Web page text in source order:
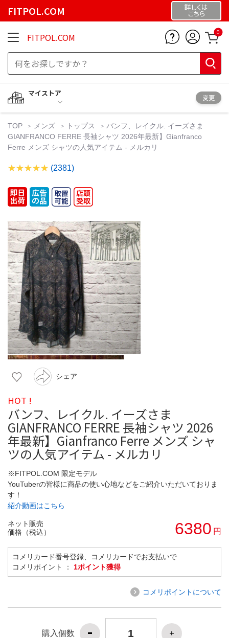
FITPOL.COM 詳しくは
こちら
FITPOL.COM 0
マイストア
変更
TOP メンズ トップス
バンフ、レイクル. イーズさま
GIANFRANCO FERRE 長袖シャツ 2026年最新】Gianfranco
Ferre メンズ シャツの人気アイテム - メルカリ
(2381)
シェア
HOT !
バンフ、レイクル. イーズさま
GIANFRANCO FERRE 長袖シャツ 2026
年最新】Gianfranco Ferre メンズ シャ
ツの人気アイテム - メルカリ
※FITPOL.COM 限定モデル
YouTuberの皆様に商品の使い心地などをご紹介いただいておりま
す！
紹介動画はこちら
ネット販売
価格（税込）
6380 円
コメリカード番号登録、コメリカードでお支払いで
コメリポイント ： 1ポイント獲得
コメリポイントについて
購入個数